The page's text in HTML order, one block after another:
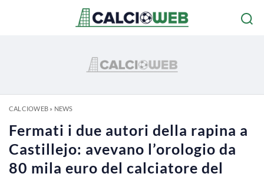
CALCIOWEB» NEWS
Fermati i due autori della rapina a
Castillejo: avevano l’orologio da
80 mila euro del calciatore del